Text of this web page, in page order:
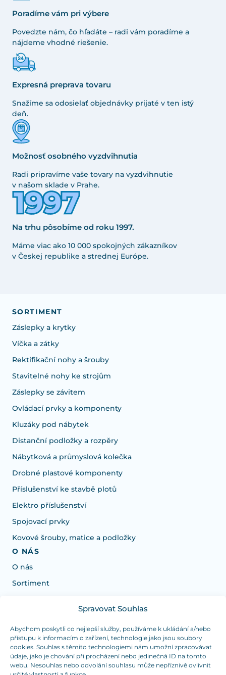
Spravovat Souhlas
Abychom poskytli co nejlepší služby, používáme k ukládání a/nebo
přístupu k informacím o zařízení, technologie jako jsou soubory
cookies. Souhlas s těmito technologiemi nám umožní zpracovávat
údaje, jako je chování při procházení nebo jedinečná ID na tomto
webu. Nesouhlas nebo odvolání souhlasu může nepříznivě ovlivnit
Poradíme vám pri výbere
Povedzte nám, čo hľadáte – radi vám poradíme a
nájdeme vhodné riešenie.
Expresná preprava tovaru
Snažíme sa odosielať objednávky prijaté v ten istý
deň.
Možnosť osobného vyzdvihnutia
Radi pripravíme vaše tovary na vyzdvihnutie
v našom sklade v Prahe.
Na trhu pôsobíme od roku 1997.
Máme viac ako 10 000 spokojných zákazníkov
v Českej republike a strednej Európe.
SORTIMENT
Záslepky a krytky
Víčka a zátky
Rektifikační nohy a šrouby
Stavitelné nohy ke strojům
Záslepky se závitem
Ovládací prvky a komponenty
Kluzáky pod nábytek
Distanční podložky a rozpěry
Nábytková a průmyslová kolečka
Drobné plastové komponenty
Příslušenství ke stavbě plotů
Elektro příslušenství
Spojovací prvky
Kovové šrouby, matice a podložky
O NÁS
O nás
Sortiment
Potrebujete poradiť s výberom?
Sme tu pre vás Pondelok-Štvrtok od: 7:30 - 15:30 hod
a Piatok od 7:30 - 14:30 hod
duranplast@duranplast.sk +421 0905 780 862